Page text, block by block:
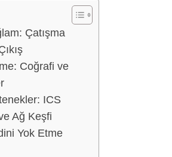
Çatışma
Coğrafi ve
ICS
Ağ Keşfi
Yok Etme